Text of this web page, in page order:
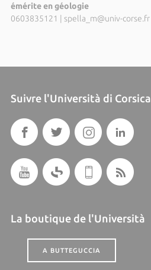
émérite en géologie
0603835121 | spella_m@univ-corse.fr
Suivre l'Università di Corsica
La boutique de l'Università
A BUTTEGUCCIA